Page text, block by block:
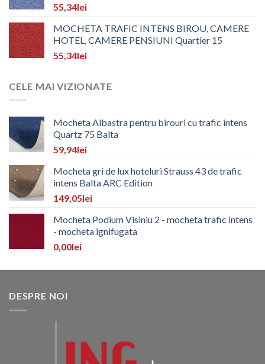
55,34lei
MOCHETA TRAFIC INTENS BIROU, CAMERE
HOTEL, CAMERE PENSIUNI Quartier 15
55,34lei
CELE MAI VIZIONATE
Mocheta Albastra pentru birouri cu trafic intens
Quartz 75 Balta
59,94lei
Mocheta gri de lux hoteluri Strauss 43 de trafic
intens Balta ARC Edition
149,05lei
Mocheta Podium Visiniu 2 - mocheta trafic intens
- mocheta ignifugata
0,00lei
DESPRE NOI